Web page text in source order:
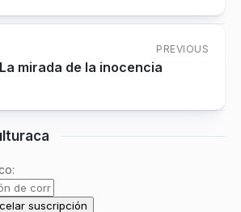
PREVIOUS
mirada de la inocencia